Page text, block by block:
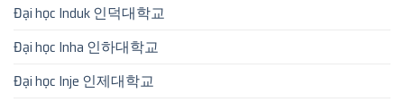
Đại học Induk 인덕대학교
Đại học Inha 인하대학교
Đại học Inje 인제대학교